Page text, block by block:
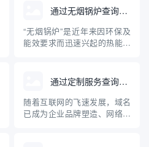
标识，更牵扯到企业品牌建
设、电子商务及网络安全等多
重维度。本文将系统科普通过
自行车鞋查询域名的实际含
通过无烟锅炉查询到的域名网站
“无烟锅炉”是近年来因环保及
能效要求而迅速兴起的热能设
网查询、比较各种无烟锅炉产
品和品牌。本文介绍了与无烟
锅炉相关的主要专业网站及其
特点，并针对无烟锅炉的原
通过定制服务查询域名
随着互联网的飞速发展，域名
已成为企业品牌塑造、网络入